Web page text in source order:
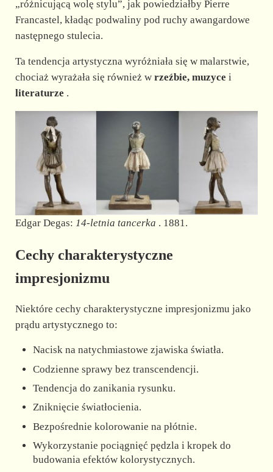
„różnicującą wolę stylu”, jak powiedziałby Pierre
Francastel, kładąc podwaliny pod ruchy awangardowe
następnego stulecia.
Ta tendencja artystyczna wyróżniała się w malarstwie,
chociaż wyrażała się również w rzeźbie, muzyce i
literaturze .
Edgar Degas: 14-letnia tancerka . 1881.
Cechy charakterystyczne
impresjonizmu
Niektóre cechy charakterystyczne impresjonizmu jako
prądu artystycznego to:
Nacisk na natychmiastowe zjawiska światła.
Codzienne sprawy bez transcendencji.
Tendencja do zanikania rysunku.
Zniknięcie światłocienia.
Bezpośrednie kolorowanie na płótnie.
Wykorzystanie pociągnięć pędzla i kropek do
budowania efektów kolorystycznych.